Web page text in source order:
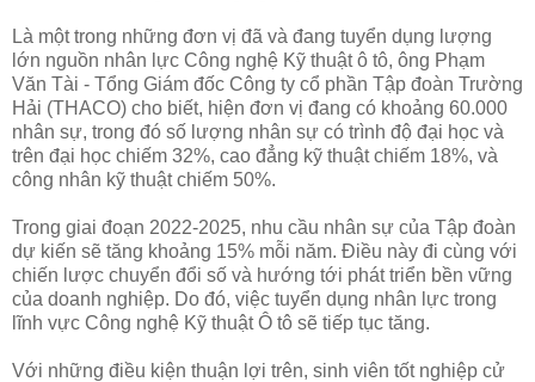
Là một trong những đơn vị đã và đang tuyển dụng lượng
lớn nguồn nhân lực Công nghệ Kỹ thuật ô tô, ông Phạm
Văn Tài - Tổng Giám đốc Công ty cổ phần Tập đoàn Trường
Hải (THACO) cho biết, hiện đơn vị đang có khoảng 60.000
nhân sự, trong đó số lượng nhân sự có trình độ đại học và
trên đại học chiếm 32%, cao đẳng kỹ thuật chiếm 18%, và
công nhân kỹ thuật chiếm 50%.
Trong giai đoạn 2022-2025, nhu cầu nhân sự của Tập đoàn
dự kiến sẽ tăng khoảng 15% mỗi năm. Điều này đi cùng với
chiến lược chuyển đổi số và hướng tới phát triển bền vững
của doanh nghiệp. Do đó, việc tuyển dụng nhân lực trong
lĩnh vực Công nghệ Kỹ thuật Ô tô sẽ tiếp tục tăng.
Với những điều kiện thuận lợi trên, sinh viên tốt nghiệp cử